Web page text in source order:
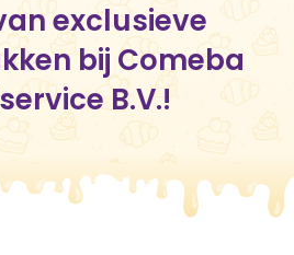
exclusieve
bij Comeba
B.V.!